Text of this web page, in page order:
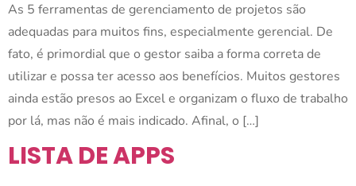
As 5 ferramentas de gerenciamento de projetos são
adequadas para muitos fins, especialmente gerencial. De
fato, é primordial que o gestor saiba a forma correta de
utilizar e possa ter acesso aos benefícios. Muitos gestores
ainda estão presos ao Excel e organizam o fluxo de trabalho
por lá, mas não é mais indicado. Afinal, o […]
LISTA DE APPS